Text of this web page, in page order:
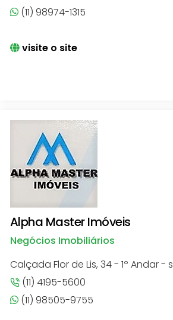
(11) 98974-1315
visite o site
Alpha Master Imóveis
Negócios Imobiliários
Calçada Flor de Lis, 34 - 1º Andar -
(11) 4195-5600
(11) 98505-9755